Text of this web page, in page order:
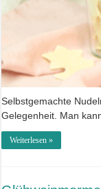
Selbstgemachte
Gelegenheit. Man
Weiterlesen »